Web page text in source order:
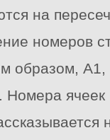
на
номеров
образом,